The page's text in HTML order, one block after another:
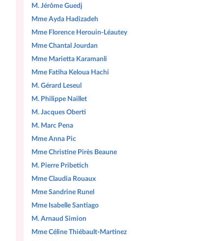
M. Jérôme Guedj
Mme Ayda Hadizadeh
Mme Florence Herouin-Léautey
Mme Chantal Jourdan
Mme Marietta Karamanli
Mme Fatiha Keloua Hachi
M. Gérard Leseul
M. Philippe Naillet
M. Jacques Oberti
M. Marc Pena
Mme Anna Pic
Mme Christine Pirès Beaune
M. Pierre Pribetich
Mme Claudia Rouaux
Mme Sandrine Runel
Mme Isabelle Santiago
M. Arnaud Simion
Mme Céline Thiébault-Martinez